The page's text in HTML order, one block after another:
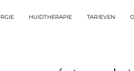
HUIDTHERAPIE TARIEVEN